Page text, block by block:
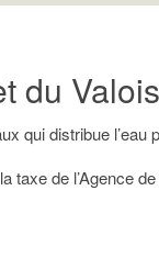
du
qui distribue l’eau
de l’Agence